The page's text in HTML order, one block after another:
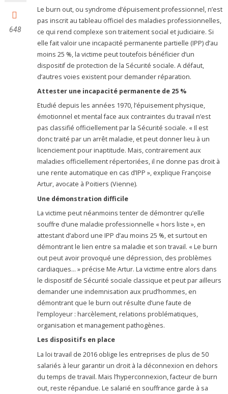
648
Le burn out, ou syndrome d’épuisement professionnel, n’est
pas inscrit au tableau officiel des maladies professionnelles,
ce qui rend complexe son traitement social et judiciaire. Si
elle fait valoir une incapacité permanente partielle (IPP) d’au
moins 25 %, la victime peut toutefois bénéficier d’un
dispositif de protection de la Sécurité sociale. A défaut,
d’autres voies existent pour demander réparation.
Attester une incapacité permanente de 25 %
Etudié depuis les années 1970, l’épuisement physique,
émotionnel et mental face aux contraintes du travail n’est
pas classifié officiellement par la Sécurité sociale. « Il est
donc traité par un arrêt maladie, et peut donner lieu à un
licenciement pour inaptitude. Mais, contrairement aux
maladies officiellement répertoriées, il ne donne pas droit à
une rente automatique en cas d’IPP », explique Françoise
Artur, avocate à Poitiers (Vienne).
Une démonstration difficile
La victime peut néanmoins tenter de démontrer qu’elle
souffre d’une maladie professionnelle « hors liste », en
attestant d’abord une IPP d’au moins 25 %, et surtout en
démontrant le lien entre sa maladie et son travail. « Le burn
out peut avoir provoqué une dépression, des problèmes
cardiaques… » précise Me Artur. La victime entre alors dans
le dispositif de Sécurité sociale classique et peut par ailleurs
demander une indemnisation aux prud’hommes, en
démontrant que le burn out résulte d’une faute de
l’employeur : harcèlement, relations problématiques,
organisation et management pathogènes.
Les dispositifs en place
La loi travail de 2016 oblige les entreprises de plus de 50
salariés à leur garantir un droit à la déconnexion en dehors
du temps de travail. Mais l’hyperconnexion, facteur de burn
out, reste répandue. Le salarié en souffrance garde à sa